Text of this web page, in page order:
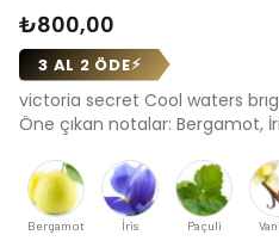
₺800,00
3 AL 2 ÖDE⚡
victoria secret Cool waters
Öne çıkan notalar: Bergamot,
Bergamot İris Paçuli